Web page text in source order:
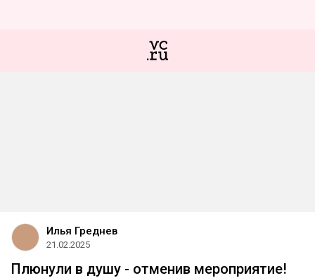
Илья Греднев
21.02.2025
Плюнули в душу - отменив мероприятие!